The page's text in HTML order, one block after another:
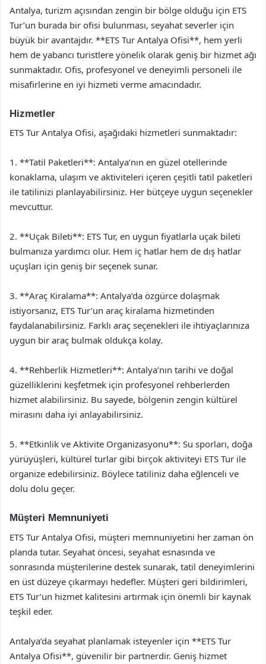
Antalya, turizm açısından zengin bir bölge olduğu için ETS
Tur’un burada bir ofisi bulunması, seyahat severler için
büyük bir avantajdır. **ETS Tur Antalya Ofisi**, hem yerli
hem de yabancı turistlere yönelik olarak geniş bir hizmet ağı
sunmaktadır. Ofis, profesyonel ve deneyimli personeli ile
misafirlerine en iyi hizmeti verme amacındadır.
Hizmetler
ETS Tur Antalya Ofisi, aşağıdaki hizmetleri sunmaktadır:
1. **Tatil Paketleri**: Antalya’nın en güzel otellerinde
konaklama, ulaşım ve aktiviteleri içeren çeşitli tatil paketleri
ile tatilinizi planlayabilirsiniz. Her bütçeye uygun seçenekler
mevcuttur.
2. **Uçak Bileti**: ETS Tur, en uygun fiyatlarla uçak bileti
bulmanıza yardımcı olur. Hem iç hatlar hem de dış hatlar
uçuşları için geniş bir seçenek sunar.
3. **Araç Kiralama**: Antalya’da özgürce dolaşmak
istiyorsanız, ETS Tur’un araç kiralama hizmetinden
faydalanabilirsiniz. Farklı araç seçenekleri ile ihtiyaçlarınıza
uygun bir araç bulmak oldukça kolay.
4. **Rehberlik Hizmetleri**: Antalya’nın tarihi ve doğal
güzelliklerini keşfetmek için profesyonel rehberlerden
hizmet alabilirsiniz. Bu sayede, bölgenin zengin kültürel
mirasını daha iyi anlayabilirsiniz.
5. **Etkinlik ve Aktivite Organizasyonu**: Su sporları, doğa
yürüyüşleri, kültürel turlar gibi birçok aktiviteyi ETS Tur ile
organize edebilirsiniz. Böylece tatiliniz daha eğlenceli ve
dolu dolu geçer.
Müşteri Memnuniyeti
ETS Tur Antalya Ofisi, müşteri memnuniyetini her zaman ön
planda tutar. Seyahat öncesi, seyahat esnasında ve
sonrasında müşterilerine destek sunarak, tatil deneyimlerini
en üst düzeye çıkarmayı hedefler. Müşteri geri bildirimleri,
ETS Tur’un hizmet kalitesini artırmak için önemli bir kaynak
teşkil eder.
Antalya’da seyahat planlamak isteyenler için **ETS Tur
Antalya Ofisi**, güvenilir bir partnerdir. Geniş hizmet